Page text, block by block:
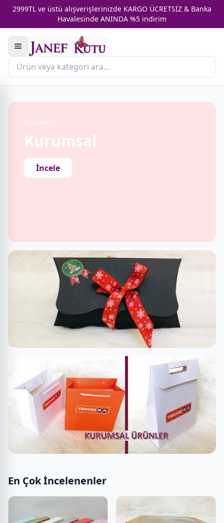
2999TL ve üstü alışverişlerinizde KARGO ÜCRETSİZ & Banka
Havalesinde ANINDA %5 indirim
Kurumsal
Kurumsal
İncele
En Çok İncelenenler